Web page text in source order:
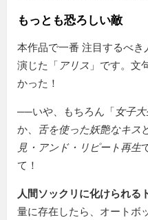
もっとも恐ろしい敵
本作品で一番 注目するべき
演じた「 アリス 」です。文
かった！
──いや、もちろん「女子
か、
舌を使った妖艶なキス
見・アンド・リピート再生
て！
人間ソックリに化けられる
量に存在したら、オートボ